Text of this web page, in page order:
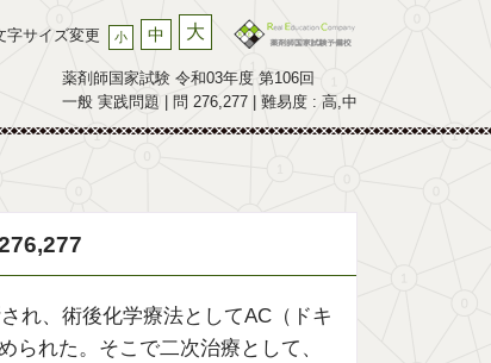
字サイズ変更 小 中 大
薬剤師国家試験 令和03年度 第106回
一般 実践問題 | 問 276,277 | 難易度 : 高,中
れ、術後化学療法としてAC（ドキ
られた。そこで二次治療として、